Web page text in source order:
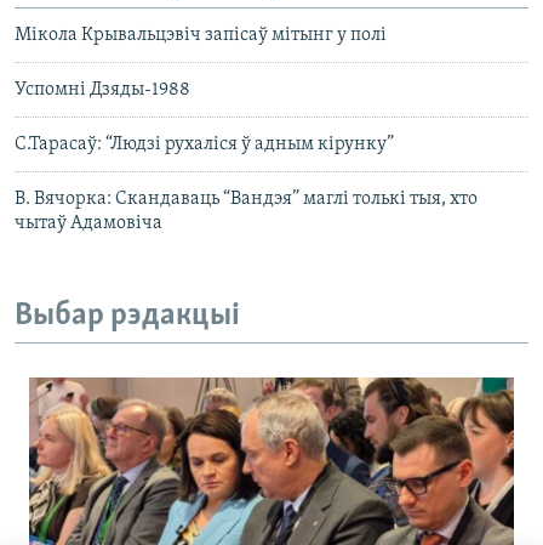
Мікола Крывальцэвіч запісаў мітынг у полі
Успомні Дзяды-1988
С.Тарасаў: “Людзі рухаліся ў адным кірунку”
В. Вячорка: Скандаваць “Вандэя” маглі толькі тыя, хто
чытаў Адамовіча
Выбар рэдакцыі